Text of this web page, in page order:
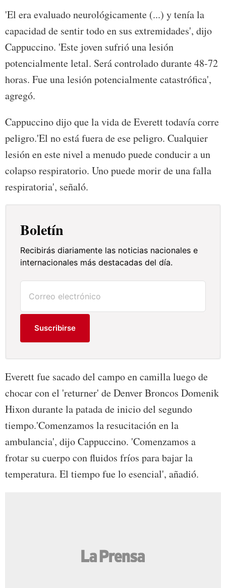
'El era evaluado neurológicamente (...) y tenía la
capacidad de sentir todo en sus extremidades', dijo
Cappuccino. 'Este joven sufrió una lesión
potencialmente letal. Será controlado durante 48-72
horas. Fue una lesión potencialmente catastrófica',
agregó.
Cappuccino dijo que la vida de Everett todavía corre
peligro.'El no está fuera de ese peligro. Cualquier
lesión en este nivel a menudo puede conducir a un
colapso respiratorio. Uno puede morir de una falla
respiratoria', señaló.
Boletín
Recibirás diariamente las noticias nacionales e
internacionales más destacadas del día.
Suscribirse
Everett fue sacado del campo en camilla luego de
chocar con el 'returner' de Denver Broncos Domenik
Hixon durante la patada de inicio del segundo
tiempo.'Comenzamos la resucitación en la
ambulancia', dijo Cappuccino. 'Comenzamos a
frotar su cuerpo con fluidos fríos para bajar la
temperatura. El tiempo fue lo esencial', añadió.